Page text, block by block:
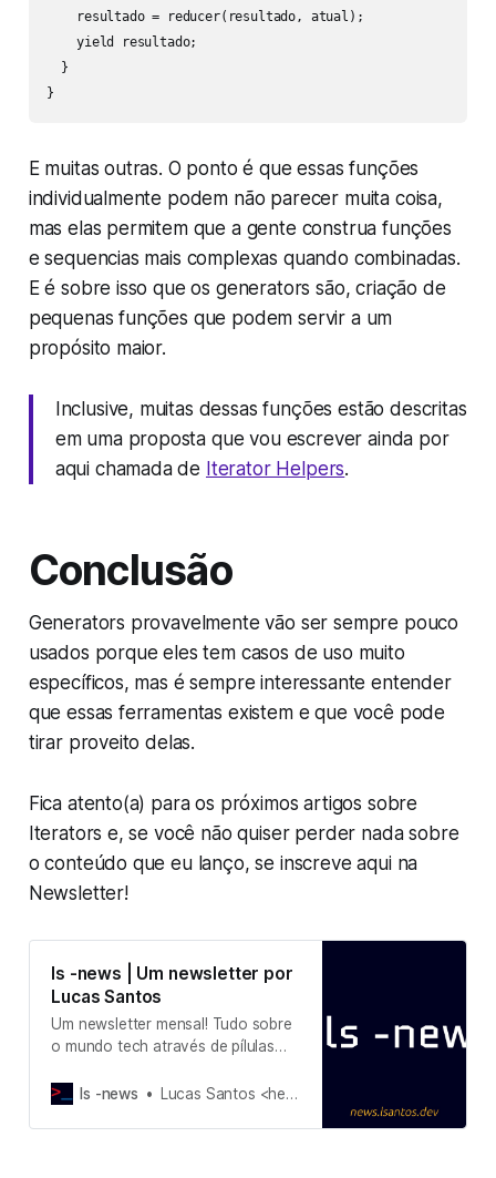
    resultado = reducer(resultado, atual);
    yield resultado;
  }
}
E muitas outras. O ponto é que essas funções
individualmente podem não parecer muita coisa,
mas elas permitem que a gente construa funções
e sequencias mais complexas quando combinadas.
E é sobre isso que os generators são, criação de
pequenas funções que podem servir a um
propósito maior.
Inclusive, muitas dessas funções estão descritas
em uma proposta que vou escrever ainda por
aqui chamada de Iterator Helpers.
Conclusão
Generators provavelmente vão ser sempre pouco
usados porque eles tem casos de uso muito
específicos, mas é sempre interessante entender
que essas ferramentas existem e que você pode
tirar proveito delas.
Fica atento(a) para os próximos artigos sobre
Iterators e, se você não quiser perder nada sobre
o conteúdo que eu lanço, se inscreve aqui na
Newsletter!
ls -news | Um newsletter por
Lucas Santos
Um newsletter mensal! Tudo sobre
o mundo tech através de pílulas
pressa!ls -news Lucas Santos <hellolsantos.dev>